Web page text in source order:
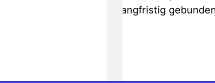
langfristig